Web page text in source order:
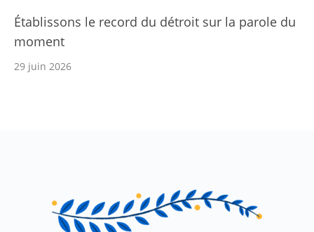
Établissons le record du détroit sur la parole du
moment
29 juin 2026